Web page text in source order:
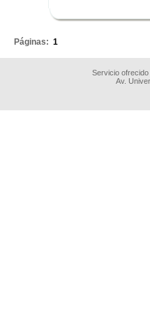
Páginas: 1
Servicio
Av.